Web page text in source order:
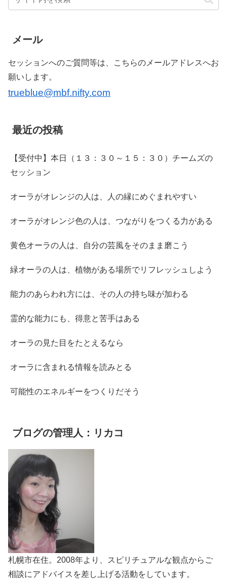
メール
セッションへのご質問等は、こちらのメールアドレスへお
願いします。
trueblue@mbf.nifty.com
最近の投稿
【受付中】本日（１３：３０～１５：３０）チームズの
セッション
オーラがオレンジの人は、人の縁にめぐまれやすい
オーラがオレンジ色の人は、つながりをつくる力がある
黄色オーラの人は、自分の芸風をそのまま磨こう
緑オーラの人は、植物がある場所でリフレッシュしよう
能力のあらわれ方には、その人の持ち味が加わる
霊的な能力にも、得意と苦手はある
オーラの見た目をたとえるなら
オーラに含まれる情報を読みとる
可能性のエネルギーをつくりだそう
ブログの管理人：リカコ
札幌市在住。2008年より、スピリチュアルな観点からご
相談にアドバイスを差し上げる活動をしています。